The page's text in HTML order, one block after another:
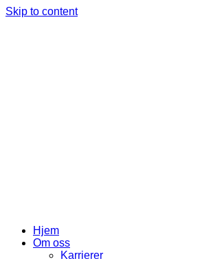
Skip to content
Hjem
Om oss
Karrierer